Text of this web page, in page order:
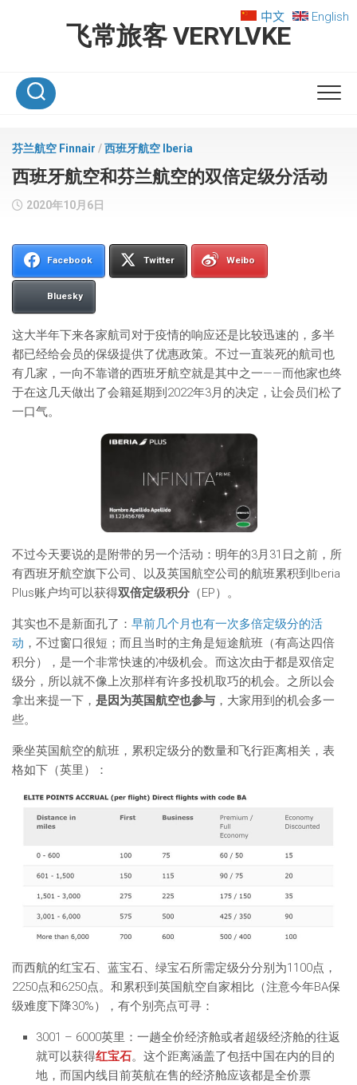
飞常旅客 VERYLVKE
中文 English
芬兰航空 Finnair /西班牙航空 Iberia
西班牙航空和芬兰航空的双倍定级分活动
2020年10月6日
Facebook Twitter Weibo
Bluesky
这大半年下来各家航司对于疫情的响应还是比较迅速的，多半
都已经给会员的保级提供了优惠政策。不过一直装死的航司也
有几家，一向不靠谱的西班牙航空就是其中之一——而他家也终
于在这几天做出了会籍延期到2022年3月的决定，让会员们松了
一口气。
不过今天要说的是附带的另一个活动：明年的3月31日之前，所
有西班牙航空旗下公司、以及英国航空公司的航班累积到Iberia
Plus账户均可以获得双倍定级积分 （EP）。
其实也不是新面孔了： 早前几个月也有一次多倍定级分的活
动 ，不过窗口很短；而且当时的主角是短途航班（有高达四倍
积分），是一个非常快速的冲级机会。而这次由于都是双倍定
级分，所以就不像上次那样有许多投机取巧的机会。之所以会
拿出来提一下， 是因为英国航空也参与 ，大家用到的机会多一
些。
乘坐英国航空的航班，累积定级分的数量和飞行距离相关，表
格如下（英里）：
而西航的红宝石、蓝宝石、绿宝石所需定级分分别为1100点，
2250点和6250点。和累积到英国航空自家相比（注意今年BA保
级难度下降30%），有个别亮点可寻：
3001 – 6000英里：一趟全价经济舱或者超级经济舱的往返
就可以获得红宝石。这个距离涵盖了包括中国在内的目的
地，而国内线目前英航在售的经济舱应该都是全价票